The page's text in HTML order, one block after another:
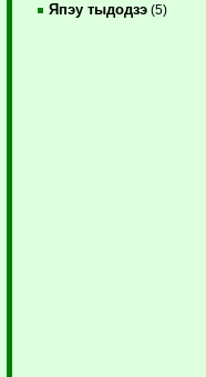
Япэу тыдодзэ (5)